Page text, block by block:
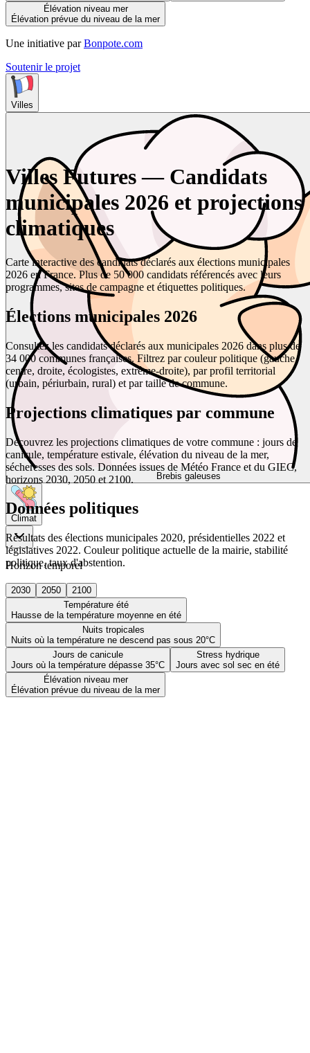
Élévation niveau mer
Élévation prévue du niveau de la mer
Une initiative par Bonpote.com
Soutenir le projet
Villes
Brebis galeuses
Climat
Horizon temporel
2030 2050
2100
Température été
Hausse de la température moyenne en été
Nuits tropicales
Nuits où la température ne descend pas sous 20°C
Jours de canicule
Jours où la température dépasse 35°C
Stress hydrique
Jours avec sol sec en été
Élévation niveau mer
Élévation prévue du niveau de la mer
Villes Futures — Candidats
municipales 2026 et projections
climatiques
Carte interactive des candidats déclarés aux élections municipales
2026 en France. Plus de 50 000 candidats référencés avec leurs
programmes, sites de campagne et étiquettes politiques.
Élections municipales 2026
Consultez les candidats déclarés aux municipales 2026 dans plus de
34 000 communes françaises. Filtrez par couleur politique (gauche,
centre, droite, écologistes, extrême-droite), par profil territorial
(urbain, périurbain, rural) et par taille de commune.
Projections climatiques par commune
Découvrez les projections climatiques de votre commune : jours de
canicule, température estivale, élévation du niveau de la mer,
sécheresses des sols. Données issues de Météo France et du GIEC,
horizons 2030, 2050 et 2100.
Données politiques
Résultats des élections municipales 2020, présidentielles 2022 et
législatives 2022. Couleur politique actuelle de la mairie, stabilité
politique, taux d'abstention.